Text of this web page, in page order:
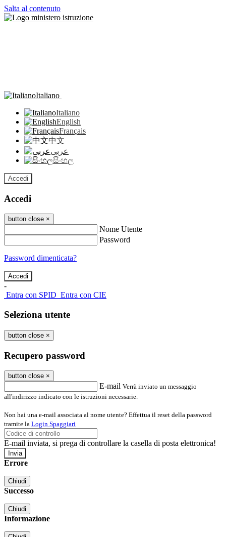
Salta al contenuto
Italiano
Italiano
English
Français
中文
عربى
සිංහල
Accedi
Accedi
button close ×
Nome Utente
Password
Password dimenticata?
-
Entra con SPID Entra con CIE
Seleziona utente
button close ×
Recupero password
button close ×
E-mail Verrà inviato un messaggio
all'indirizzo indicato con le istruzioni necessarie.
Non hai una e-mail associata al nome utente? Effettua il reset della password
tramite la Login Spaggiari
E-mail inviata, si prega di controllare la casella di posta elettronica!
Errore
Chiudi
Successo
Chiudi
Informazione